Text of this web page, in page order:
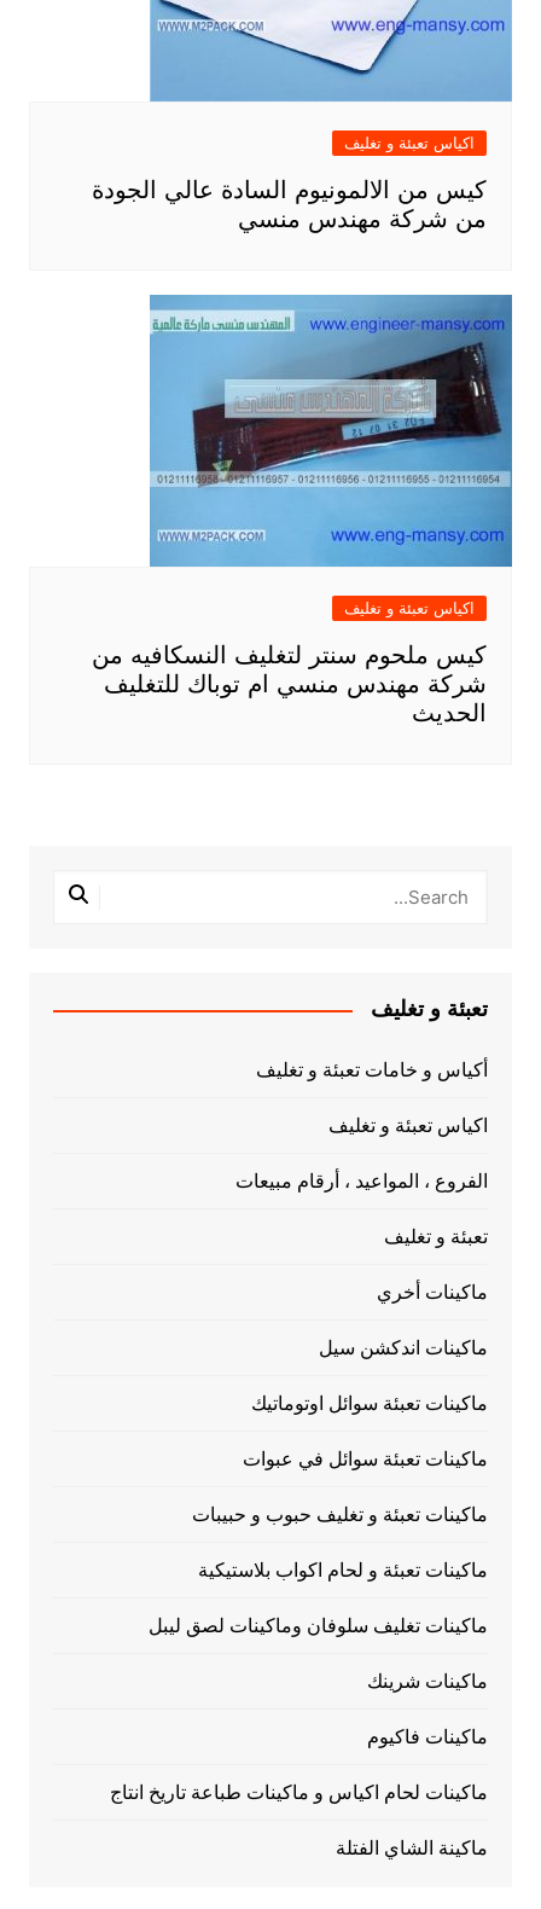
اكياس تعبئة و تغليف
كيس من الالمونيوم السادة عالي الجودة
من شركة مهندس منسي
اكياس تعبئة و تغليف
كيس ملحوم سنتر لتغليف النسكافيه من
شركة مهندس منسي ام توباك للتغليف
الحديث
تعبئة و تغليف
أكياس و خامات تعبئة و تغليف
اكياس تعبئة و تغليف
الفروع ، المواعيد ، أرقام مبيعات
تعبئة و تغليف
ماكينات أخري
ماكينات اندكشن سيل
ماكينات تعبئة سوائل اوتوماتيك
ماكينات تعبئة سوائل في عبوات
ماكينات تعبئة و تغليف حبوب و حبيبات
ماكينات تعبئة و لحام اكواب بلاستيكية
ماكينات تغليف سلوفان وماكينات لصق ليبل
ماكينات شرينك
ماكينات فاكيوم
ماكينات لحام اكياس و ماكينات طباعة تاريخ انتاج
ماكينة الشاي الفتلة